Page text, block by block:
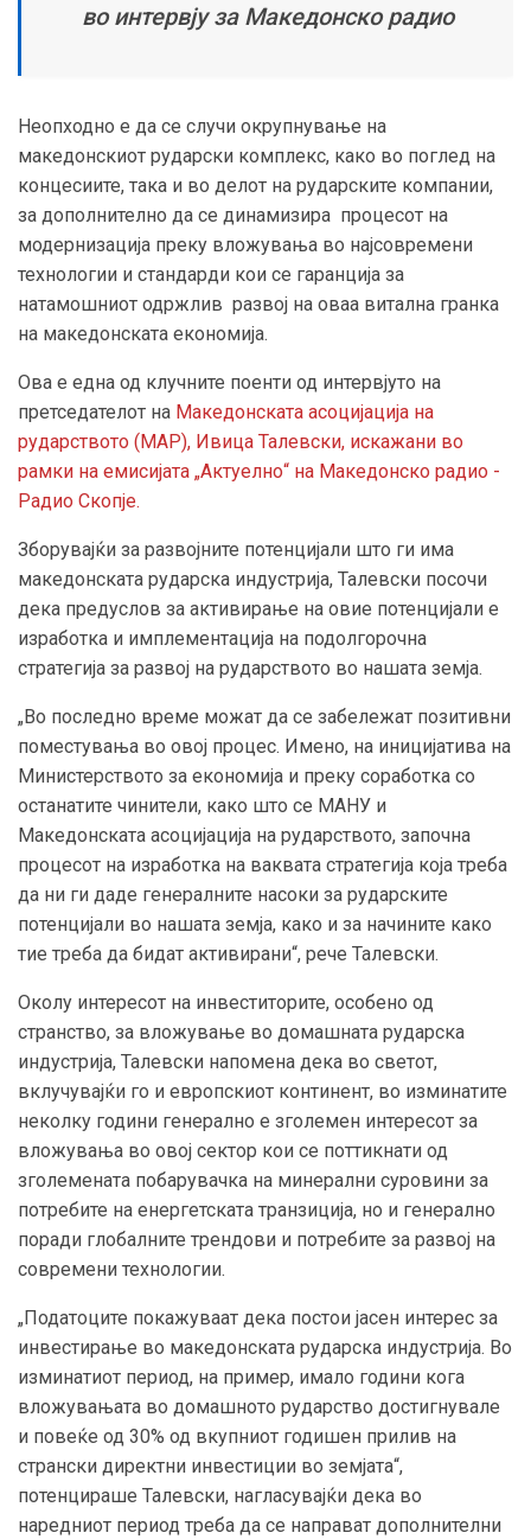
во интервју за Македонско радио
Неопходно е да се случи окрупнување на
македонскиот рударски комплекс, како во поглед на
концесиите, така и во делот на рударските компании,
за дополнително да се динамизира процесот на
модернизација преку вложувања во најсовремени
технологии и стандарди кои се гаранција за
натамошниот одржлив развој на оваа витална гранка
на македонската економија.
Ова е една од клучните поенти од интервјуто на
претседателот на Македонската асоцијација на
рударството (МАР), Ивица Талевски, искажани во
рамки на емисијата „Актуелно“ на Македонско радио -
Радио Скопје.
Зборувајќи за развојните потенцијали што ги има
македонската рударска индустрија, Талевски посочи
дека предуслов за активирање на овие потенцијали е
изработка и имплементација на подолгорочна
стратегија за развој на рударството во нашата земја.
„Во последно време можат да се забележат позитивни
поместувања во овој процес. Имено, на иницијатива на
Министерството за економија и преку соработка со
останатите чинители, како што се МАНУ и
Македонската асоцијација на рударството, започна
процесот на изработка на ваквата стратегија која треба
да ни ги даде генералните насоки за рударските
потенцијали во нашата земја, како и за начините како
тие треба да бидат активирани“, рече Талевски.
Околу интересот на инвеститорите, особено од
странство, за вложување во домашната рударска
индустрија, Талевски напомена дека во светот,
вклучувајќи го и европскиот континент, во изминатите
неколку години генерално е зголемен интересот за
вложувања во овој сектор кои се поттикнати од
зголемената побарувачка на минерални суровини за
потребите на енергетската транзиција, но и генерално
поради глобалните трендови и потребите за развој на
современи технологии.
„Податоците покажуваат дека постои јасен интерес за
инвестирање во македонската рударска индустрија. Во
изминатиот период, на пример, имало години кога
вложувањата во домашното рударство достигнувале
и повеќе од 30% од вкупниот годишен прилив на
странски директни инвестиции во земјата“,
потенцираше Талевски, нагласувајќи дека во
наредниот период треба да се направат дополнителни